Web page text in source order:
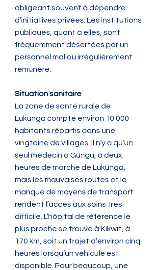
obligeant souvent à dépendre
d’initiatives privées. Les institutions
publiques, quant à elles, sont
fréquemment désertées par un
personnel mal ou irrégulièrement
rémunéré.
Situation sanitaire
La zone de santé rurale de
Lukunga compte environ 10 000
habitants répartis dans une
vingtaine de villages. Il n’y a qu’un
seul médecin à Gungu, à deux
heures de marche de Lukunga,
mais les mauvaises routes et le
manque de moyens de transport
rendent l’accès aux soins très
difficile. L’hôpital de référence le
plus proche se trouve à Kikwit, à
170 km, soit un trajet d’environ cinq
heures lorsqu’un véhicule est
disponible. Pour beaucoup, une